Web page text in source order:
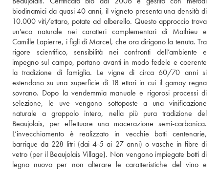
biodinamici da quasi 40 anni, il vigneto presenta una densità di
10.000 viti/ettaro, potate ad alberello. Questo approccio trova
un'eco naturale nei caratteri complementari di Mathieu e
Camille Lapierre, i figli di Marcel, che ora dirigono la tenuta. Tra
rigore scientifico, sensibilità nei confronti dell’ambiente e
impegno sul campo, portano avanti in modo fedele e coerente
la tradizione di famiglia. Le vigne di circa 60/70 anni si
estendono su una superficie di 18 ettari in cui il gamay regna
sovrano. Dopo la vendemmia manuale e rigorosi processi di
selezione, le uve vengono sottoposte a una vinificazione
naturale a grappolo intero, nella più pura tradizione del
Beaujolais, per effettuare una macerazione semi-carbonica.
L’invecchiamento è realizzato in vecchie botti centenarie,
barrique da 228 litri (dai 4-5 ai 27 anni) o vasche in fibre di
vetro (per il Beaujolais Village). Non vengono impiegate botti di
legno nuovo per non alterare le caratteristiche del vino e